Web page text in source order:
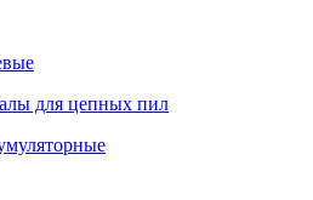
для цепных пил